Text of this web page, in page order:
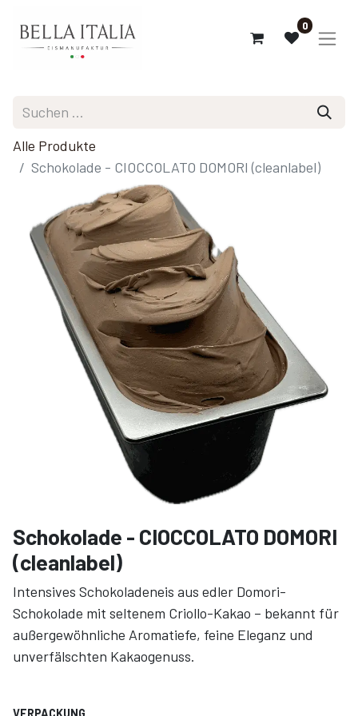
0
Alle Produkte
Schokolade - CIOCCOLATO DOMORI (cleanlabel)
Schokolade - CIOCCOLATO DOMORI
(cleanlabel)
Intensives Schokoladeneis aus edler Domori-
Schokolade mit seltenem Criollo-Kakao – bekannt für
außergewöhnliche Aromatiefe, feine Eleganz und
unverfälschten Kakaogenuss.
VERPACKUNG